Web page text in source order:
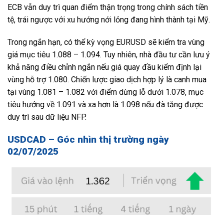
ECB vẫn duy trì quan điểm thận trọng trong chính sách tiền
tệ, trái ngược với xu hướng nới lỏng đang hình thành tại Mỹ.
Trong ngắn hạn, có thể kỳ vọng EURUSD sẽ kiểm tra vùng
giá mục tiêu 1.088 – 1.094. Tuy nhiên, nhà đầu tư cần lưu ý
khả năng điều chỉnh ngắn nếu giá quay đầu kiểm định lại
vùng hỗ trợ 1.080. Chiến lược giao dịch hợp lý là canh mua
tại vùng 1.081 – 1.082 với điểm dừng lỗ dưới 1.078, mục
tiêu hướng về 1.091 và xa hơn là 1.098 nếu đà tăng được
duy trì sau dữ liệu NFP.
USDCAD – Góc nhìn thị trường ngày
02/07/2025